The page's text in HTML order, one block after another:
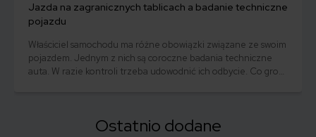
Jazda na zagranicznych tablicach a badanie techniczne
pojazdu
Właściciel samochodu ma różne obowiązki związane ze swoim
pojazdem. Jednym z nich są coroczne badania techniczne
auta. W razie kontroli trzeba udowodnić ich odbycie. Co grozi
Ostatnio dodane